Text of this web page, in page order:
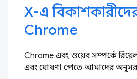
X-এ
Chrome
Chrome এবং ওয়েব সম্পর্কে
এবং ঘোষণা পেতে আমাদের